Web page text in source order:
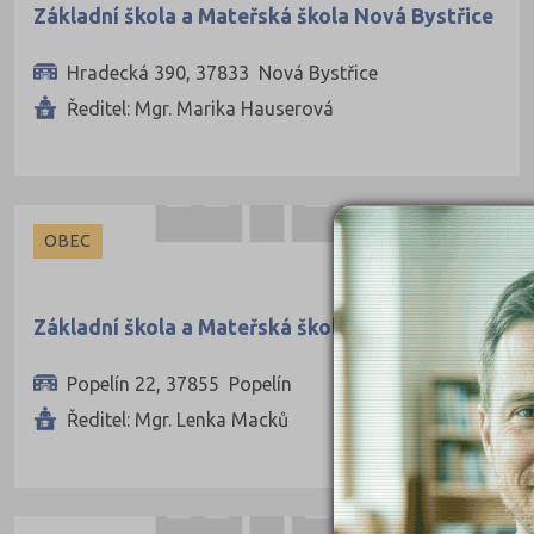
Základní škola a Mateřská škola Nová Bystřice
Hradecká 390, 37833 Nová Bystřice
Ředitel: Mgr. Marika Hauserová
OBEC
Základní škola a Mateřská škola Popelín
Popelín 22, 37855 Popelín
Ředitel: Mgr. Lenka Macků